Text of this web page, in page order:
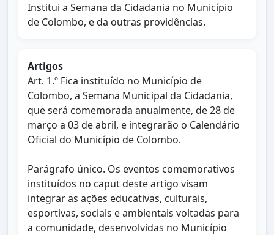
Institui a Semana da Cidadania no Município
de Colombo, e da outras providências.
Artigos
Art. 1.º Fica instituído no Município de
Colombo, a Semana Municipal da Cidadania,
que será comemorada anualmente, de 28 de
março a 03 de abril, e integrarão o Calendário
Oficial do Município de Colombo.
Parágrafo único. Os eventos comemorativos
instituídos no caput deste artigo visam
integrar as ações educativas, culturais,
esportivas, sociais e ambientais voltadas para
a comunidade, desenvolvidas no Município